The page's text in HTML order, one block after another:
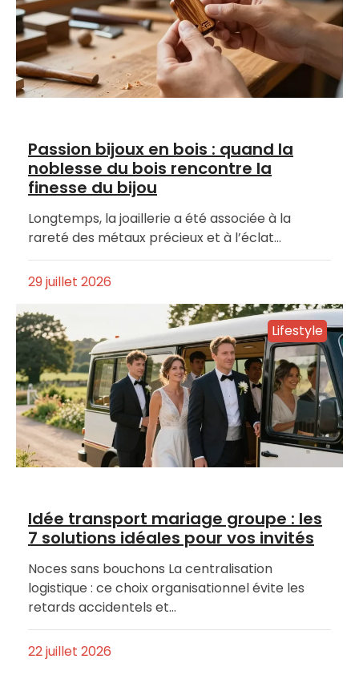
Passion bijoux en bois : quand la
noblesse du bois rencontre la
finesse du bijou
Longtemps, la joaillerie a été associée à la
rareté des métaux précieux et à l’éclat…
29 juillet 2026
Lifestyle
Idée transport mariage groupe : les
7 solutions idéales pour vos invités
Noces sans bouchons La centralisation
logistique : ce choix organisationnel évite les
retards accidentels et…
22 juillet 2026